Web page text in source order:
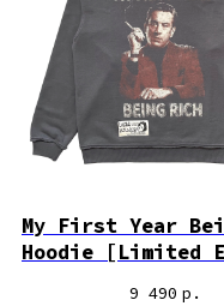
My First Year
Hoodie [Limited
9 490 р.